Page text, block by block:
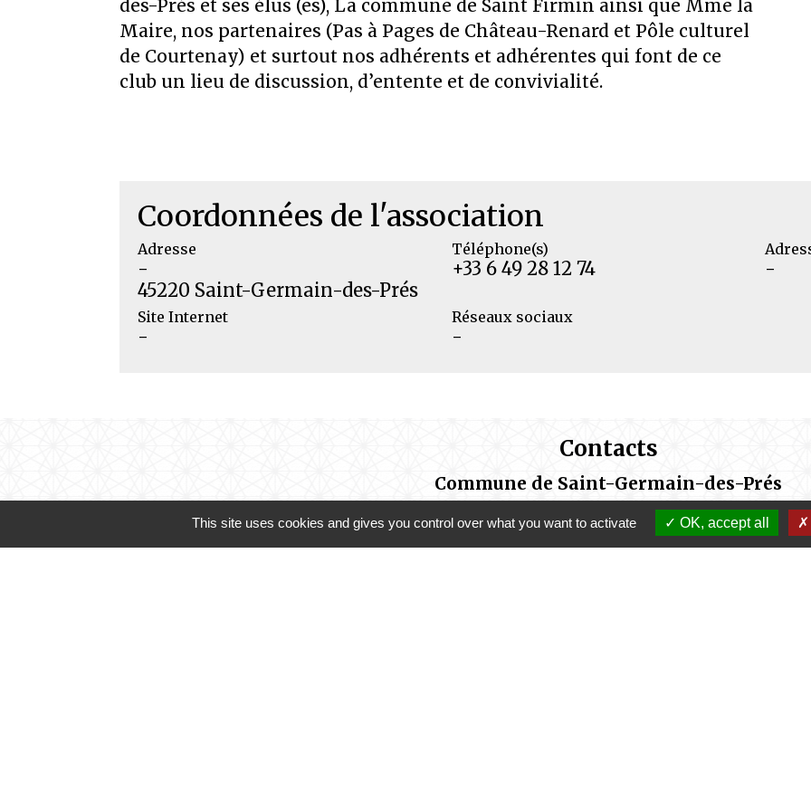
des-Prés et ses élus (es), La commune de Saint Firmin ainsi que Mme la
Maire, nos partenaires (Pas à Pages de Château-Renard et Pôle culturel
de Courtenay) et surtout nos adhérents et adhérentes qui font de ce
club un lieu de discussion, d’entente et de convivialité.
Coordonnées de l'association
Adresse
-
45220 Saint-Germain-des-Prés
Téléphone(s)
+33 6 49 28 12 74 -
Site Internet
-
Réseaux sociaux
-
Contacts
Commune de Saint-Germain-des-Prés
1 rue Saint Firmin
45220 Saint-Germain-des-Prés - FRANCE
This site uses cookies and gives you control over what you want to activate OK, accept all